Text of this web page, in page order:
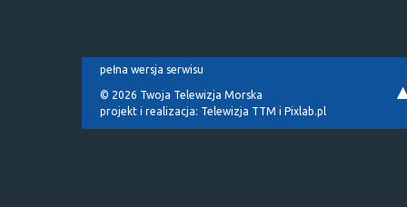
pełna wersja serwisu
© 2026 Twoja Telewizja Morska
projekt i realizacja: Telewizja TTM i Pixlab.pl